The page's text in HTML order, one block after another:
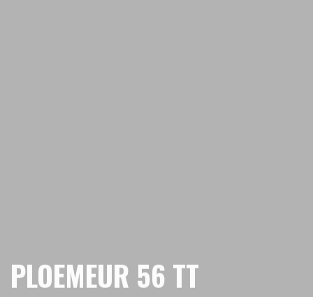
PLOEMEUR 56 TT